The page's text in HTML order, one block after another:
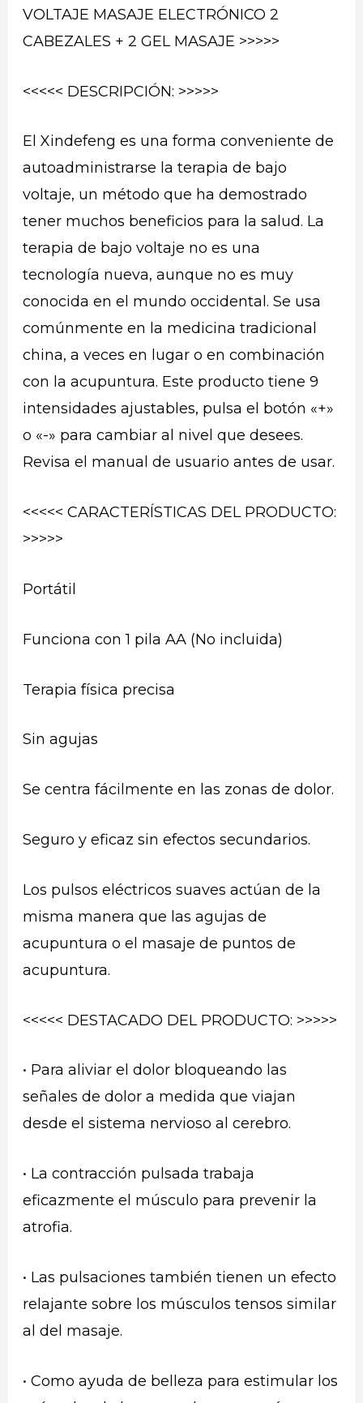
VOLTAJE MASAJE ELECTRÓNICO 2
CABEZALES + 2 GEL MASAJE >>>>>
<<<<< DESCRIPCIÓN: >>>>>
El Xindefeng es una forma conveniente de
autoadministrarse la terapia de bajo
voltaje, un método que ha demostrado
tener muchos beneficios para la salud. La
terapia de bajo voltaje no es una
tecnología nueva, aunque no es muy
conocida en el mundo occidental. Se usa
comúnmente en la medicina tradicional
china, a veces en lugar o en combinación
con la acupuntura. Este producto tiene 9
intensidades ajustables, pulsa el botón «+»
o «-» para cambiar al nivel que desees.
Revisa el manual de usuario antes de usar.
<<<<< CARACTERÍSTICAS DEL PRODUCTO:
>>>>>
Portátil
Funciona con 1 pila AA (No incluida)
Terapia física precisa
Sin agujas
Se centra fácilmente en las zonas de dolor.
Seguro y eficaz sin efectos secundarios.
Los pulsos eléctricos suaves actúan de la
misma manera que las agujas de
acupuntura o el masaje de puntos de
acupuntura.
<<<<< DESTACADO DEL PRODUCTO: >>>>>
• Para aliviar el dolor bloqueando las
señales de dolor a medida que viajan
desde el sistema nervioso al cerebro.
• La contracción pulsada trabaja
eficazmente el músculo para prevenir la
atrofia.
• Las pulsaciones también tienen un efecto
relajante sobre los músculos tensos similar
al del masaje.
• Como ayuda de belleza para estimular los